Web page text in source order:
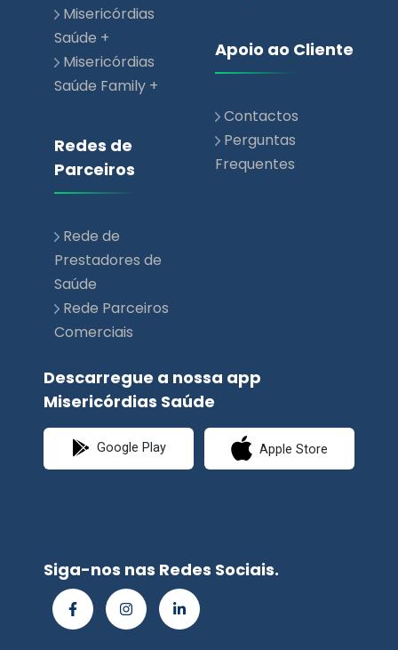
Saúde Family +
Redes de
Parceiros
Rede de
Prestadores de
Rede Parceiros
Comerciais
Contactos
Perguntas
Descarregue a nossa app
Misericórdias Saúde
Google Play Apple Store
© Misericórdias